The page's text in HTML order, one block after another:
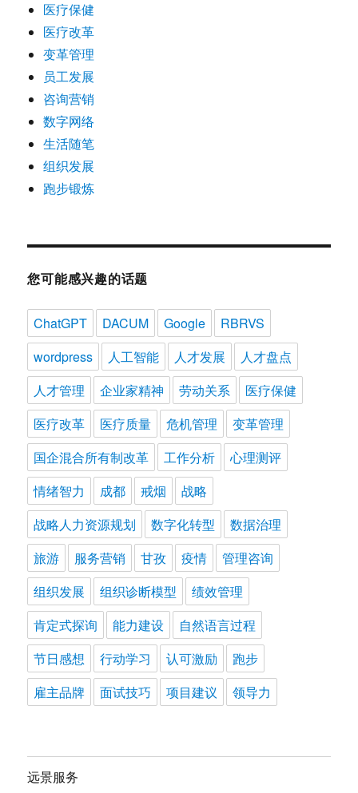
医疗保健
医疗改革
变革管理
员工发展
咨询营销
数字网络
生活随笔
组织发展
跑步锻炼
您可能感兴趣的话题
ChatGPT DACUM Google
RBRVS
wordpress
人工智能 人才发展
人才盘点
人才管理
企业家精神 劳动关系
医疗保健
医疗改革
医疗质量 危机管理
变革管理
国企混合所有制改革
工作分析
心理测评
情绪智力
成都 戒烟
战略
战略人力资源规划
数字化转型
数据治理
旅游
服务营销 甘孜 疫情
管理咨询
组织发展
组织诊断模型
绩效管理
肯定式探询
能力建设
自然语言过程
节日感想
行动学习 认可激励
跑步
雇主品牌
面试技巧 项目建议 领导力
远景服务